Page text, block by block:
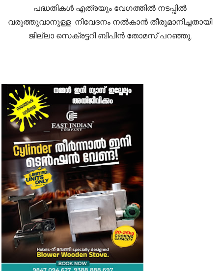
പദ്ധതികൾ എത്രയും വേഗത്തിൽ നടപ്പിൽ
വരുത്തുവാനുള്ള നിവേദനം നൽകാൻ തീരുമാനിച്ചതായി
ജില്ലാ സെക്രട്ടറി ബിപിൻ തോമസ് പറഞ്ഞു.